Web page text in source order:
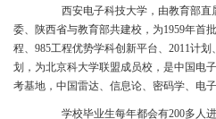
西安电子科技大学，由教育部直
委、陕西省与教育部共建校，为1959年首
程、985工程优势学科创新平台、2011计
划，为北京科大学联盟成员校，是中国电
考基地，中国雷达、信息论、密码学、电
学校毕业生每年都会有200多人进